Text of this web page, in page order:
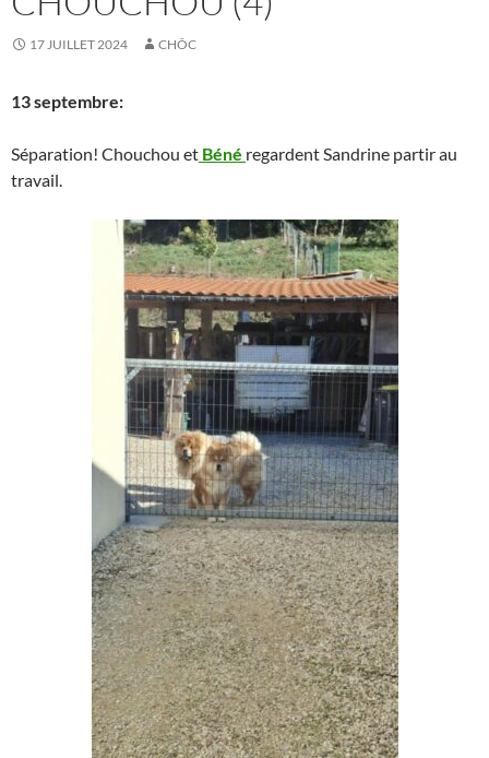
17 JUILLET 2024 CHÔC
13 septembre:
Séparation! Chouchou et Béné regardent Sandrine partir au
travail.